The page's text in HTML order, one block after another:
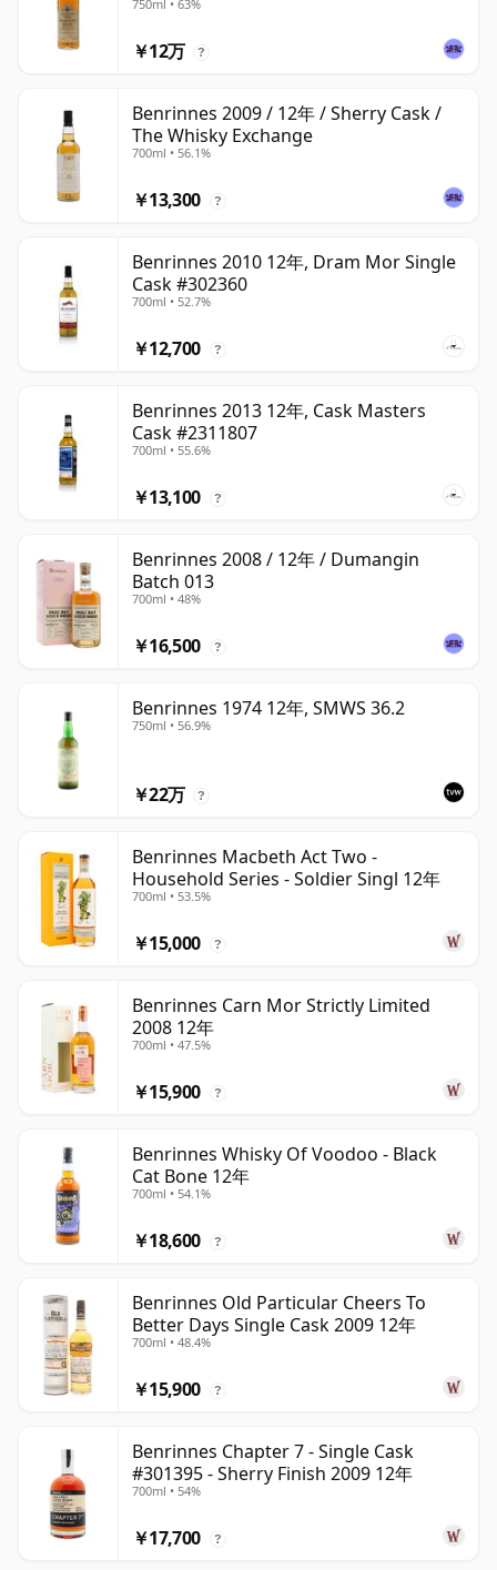
750ml • 63%
￥12万 ?
Benrinnes 2009 / 12年 / Sherry Cask /
The Whisky Exchange
700ml • 56.1%
￥13,300 ?
Benrinnes 2010 12年, Dram Mor Single
Cask #302360
700ml • 52.7%
￥12,700 ?
Benrinnes 2013 12年, Cask Masters
Cask #2311807
700ml • 55.6%
￥13,100 ?
Benrinnes 2008 / 12年 / Dumangin
Batch 013
700ml • 48%
￥16,500 ?
Benrinnes 1974 12年, SMWS 36.2
750ml • 56.9%
￥22万 ?
Benrinnes Macbeth Act Two -
Household Series - Soldier Singl 12年
700ml • 53.5%
￥15,000 ?
Benrinnes Carn Mor Strictly Limited
2008 12年
700ml • 47.5%
￥15,900 ?
Benrinnes Whisky Of Voodoo - Black
Cat Bone 12年
700ml • 54.1%
￥18,600 ?
Benrinnes Old Particular Cheers To
Better Days Single Cask 2009 12年
700ml • 48.4%
￥15,900 ?
Benrinnes Chapter 7 - Single Cask
#301395 - Sherry Finish 2009 12年
700ml • 54%
￥17,700 ?